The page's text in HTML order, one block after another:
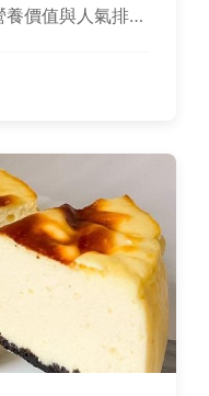
養價值與人氣排